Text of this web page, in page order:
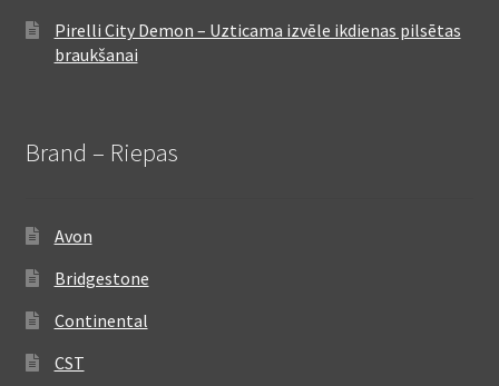
Pirelli City Demon – Uzticama izvēle ikdienas pilsētas
braukšanai
Brand – Riepas
Avon
Bridgestone
Continental
CST